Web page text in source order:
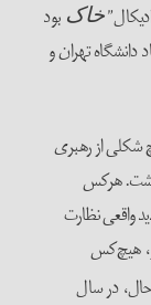
خاکبود
تهران و
شکلی از رهبری
هرکس
واقعی نظارت
هیچ‌کس
در سال